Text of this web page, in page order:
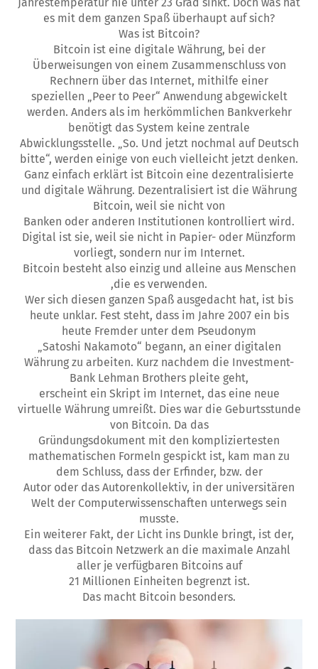
es mit dem ganzen Spaß überhaupt auf sich?
Was ist Bitcoin?
Bitcoin ist eine digitale Währung, bei der
Überweisungen von einem Zusammenschluss von
Rechnern über das Internet, mithilfe einer
speziellen „Peer to Peer“ Anwendung abgewickelt
werden. Anders als im herkömmlichen Bankverkehr
benötigt das System keine zentrale
Abwicklungsstelle. „So. Und jetzt nochmal auf Deutsch
bitte“, werden einige von euch vielleicht jetzt denken.
Ganz einfach erklärt ist Bitcoin eine dezentralisierte
und digitale Währung. Dezentralisiert ist die Währung
Bitcoin, weil sie nicht von
Banken oder anderen Institutionen kontrolliert wird.
Digital ist sie, weil sie nicht in Papier- oder Münzform
vorliegt, sondern nur im Internet.
Bitcoin besteht also einzig und alleine aus Menschen
,die es verwenden.
Wer sich diesen ganzen Spaß ausgedacht hat, ist bis
heute unklar. Fest steht, dass im Jahre 2007 ein bis
heute Fremder unter dem Pseudonym
„Satoshi Nakamoto“ begann, an einer digitalen
Währung zu arbeiten. Kurz nachdem die Investment-
Bank Lehman Brothers pleite geht,
erscheint ein Skript im Internet, das eine neue
virtuelle Währung umreißt. Dies war die Geburtsstunde
von Bitcoin. Da das
Gründungsdokument mit den kompliziertesten
mathematischen Formeln gespickt ist, kam man zu
dem Schluss, dass der Erfinder, bzw. der
Autor oder das Autorenkollektiv, in der universitären
Welt der Computerwissenschaften unterwegs sein
musste.
Ein weiterer Fakt, der Licht ins Dunkle bringt, ist der,
dass das Bitcoin Netzwerk an die maximale Anzahl
aller je verfügbaren Bitcoins auf
21 Millionen Einheiten begrenzt ist.
Das macht Bitcoin besonders.